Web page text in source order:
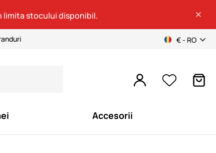
limita stocului disponibil.
€ - RO
Accesorii